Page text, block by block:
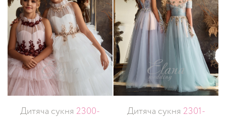
Дитяча сукня 2300- Дитяча сукня 2301-